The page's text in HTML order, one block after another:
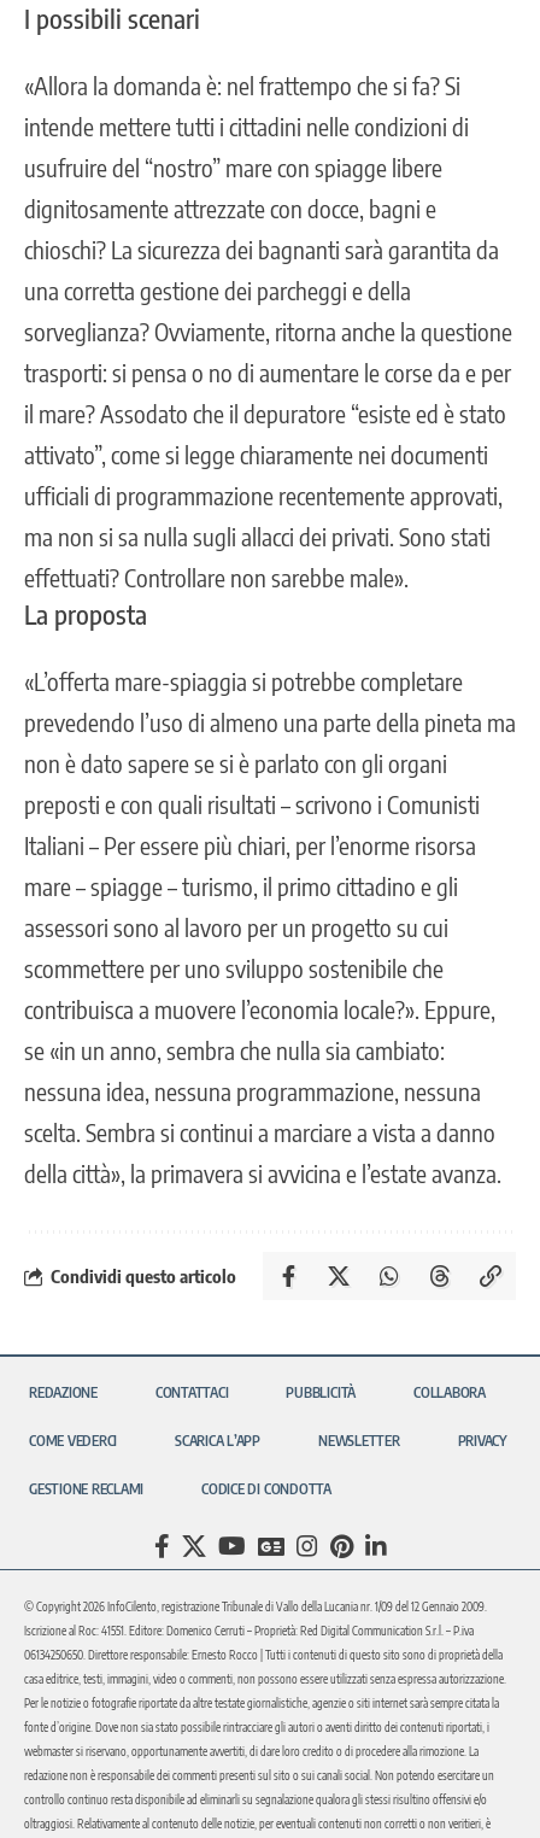
I possibili scenari
«Allora la domanda è: nel frattempo che si fa? Si
intende mettere tutti i cittadini nelle condizioni di
usufruire del “nostro” mare con spiagge libere
dignitosamente attrezzate con docce, bagni e
chioschi? La sicurezza dei bagnanti sarà garantita da
una corretta gestione dei parcheggi e della
sorveglianza? Ovviamente, ritorna anche la questione
trasporti: si pensa o no di aumentare le corse da e per
il mare? Assodato che il depuratore “esiste ed è stato
attivato”, come si legge chiaramente nei documenti
ufficiali di programmazione recentemente approvati,
ma non si sa nulla sugli allacci dei privati. Sono stati
effettuati? Controllare non sarebbe male».
La proposta
«L’offerta mare-spiaggia si potrebbe completare
prevedendo l’uso di almeno una parte della pineta ma
non è dato sapere se si è parlato con gli organi
preposti e con quali risultati – scrivono i Comunisti
Italiani – Per essere più chiari, per l’enorme risorsa
mare – spiagge – turismo, il primo cittadino e gli
assessori sono al lavoro per un progetto su cui
scommettere per uno sviluppo sostenibile che
contribuisca a muovere l’economia locale?». Eppure,
se «in un anno, sembra che nulla sia cambiato:
nessuna idea, nessuna programmazione, nessuna
scelta. Sembra si continui a marciare a vista a danno
della città», la primavera si avvicina e l’estate avanza.
Condividi questo articolo
REDAZIONE CONTATTACI PUBBLICITÀ COLLABORA
COME VEDERCI SCARICA L’APP NEWSLETTER PRIVACY
GESTIONE RECLAMI CODICE DI CONDOTTA
© Copyright 2026 InfoCilento, registrazione Tribunale di Vallo della Lucania nr. 1/09 del 12 Gennaio 2009.
Iscrizione al Roc: 41551. Editore: Domenico Cerruti – Proprietà: Red Digital Communication S.r.l. – P.iva
06134250650. Direttore responsabile: Ernesto Rocco | Tutti i contenuti di questo sito sono di proprietà della
casa editrice, testi, immagini, video o commenti, non possono essere utilizzati senza espressa autorizzazione.
Per le notizie o fotografie riportate da altre testate giornalistiche, agenzie o siti internet sarà sempre citata la
fonte d’origine. Dove non sia stato possibile rintracciare gli autori o aventi diritto dei contenuti riportati, i
webmaster si riservano, opportunamente avvertiti, di dare loro credito o di procedere alla rimozione. La
redazione non è responsabile dei commenti presenti sul sito o sui canali social. Non potendo esercitare un
controllo continuo resta disponibile ad eliminarli su segnalazione qualora gli stessi risultino offensivi e/o
oltraggiosi. Relativamente al contenuto delle notizie, per eventuali contenuti non corretti o non veritieri, è